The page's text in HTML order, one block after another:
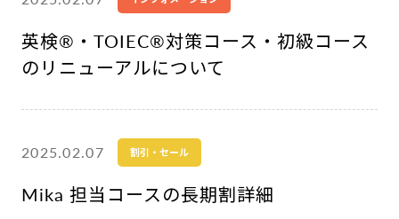
英検®︎・TOIEC®︎対策コース・初級コース
のリニューアルについて
2025.02.07 割引・セール
Mika 担当コースの長期割詳細